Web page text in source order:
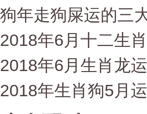
狗年走狗屎运的三
2018年6月十二生
2018年6月生肖龙
2018年生肖狗5月